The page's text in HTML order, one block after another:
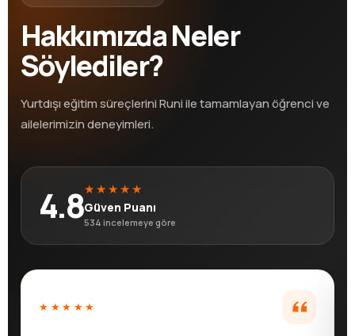
Hakkımızda Neler
Söylediler?
Yurtdışı eğitim süreçlerini Runi ile tamamlayan öğrenci ve
ailelerimizin deneyimleri.
4.8★★★★★
Güven Puanı
534 incelemeye göre
★★★★★